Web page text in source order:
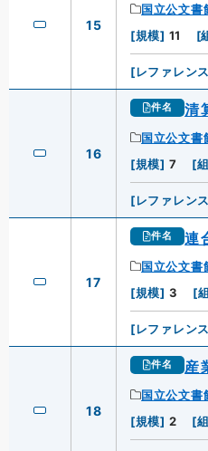
15
国立公文書
[規模] 11 [
[レファレン
16
件名 清
国立公文書
[規模] 7 [
[レファレン
17
件名 連
国立公文書
[規模] 3 [
[レファレン
18
件名 産
国立公文書
[規模] 2 [